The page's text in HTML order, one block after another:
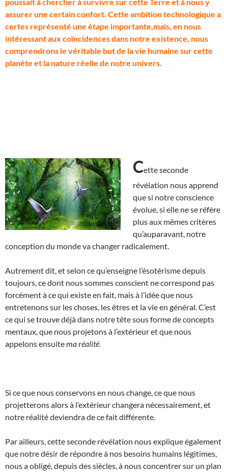
assurer une certain confort. Cette ambition technologique a
certes représenté une étape importante,mais, en nous
intéressant aux coïncidences dans notre existence, nous
comprendrons le véritable but de la vie humaine sur cette
planète et la nature réelle de notre univers.
Cette seconde
révélation nous apprend
que si notre conscience
évolue, si elle ne se réfère
plus aux mêmes critères
qu’auparavant, notre
conception du monde va changer radicalement.
Autrement dit, et selon ce qu’enseigne l’ésotérisme depuis
toujours, ce dont nous sommes conscient ne correspond pas
forcément à ce qui existe en fait, mais à l’idée que nous
entretenons sur les choses, les êtres et la vie en général. C’est
ce qui se trouve déjà dans notre tête sous forme de concepts
mentaux, que nous projetons à l’extérieur et que nous
appelons ensuitema réalité.
Si ce que nous conservons en nous change, ce que nous
projetterons alors à l’extérieur changera nécessairement, et
notre réalité deviendra de ce fait différente.
Par ailleurs, cette seconde révélation nous explique également
que notre désir de répondre à nos besoins humains légitimes,
nous a obligé, depuis des siècles, à nous concentrer sur un plan